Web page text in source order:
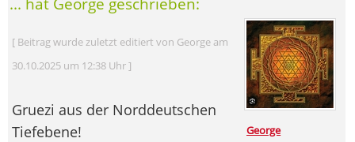
George
[ Beitrag wurde zuletzt editiert von George am
30.10.2025 um 12:38 Uhr ]
Gruezi aus der Norddeutschen
Tiefebene!